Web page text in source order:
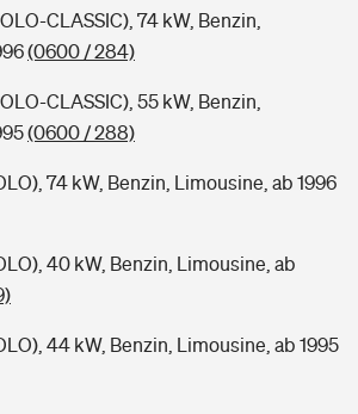
CLASSIC), 74 kW, Benzin,
(0600 / 284)
CLASSIC), 55 kW, Benzin,
(0600 / 288)
74 kW, Benzin, Limousine, ab 1996
40 kW, Benzin, Limousine, ab
44 kW, Benzin, Limousine, ab 1995